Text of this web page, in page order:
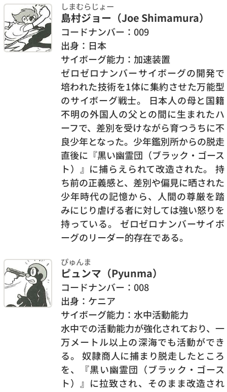
しまむらじょー
島村ジョー（Joe Shimamura）
コードナンバー：009
出身：日本
サイボーグ能力：加速装置
ゼロゼロナンバーサイボーグの開発で
培われた技術を1体に集約させた万能型
のサイボーグ戦士。 日本人の母と国籍
不明の外国人の父との間に生まれたハ
ーフで、差別を受けながら育つうちに不
良少年となった。少年鑑別所からの脱走
直後に『黒い幽霊団（ブラック・ゴース
ト）』に捕らえられて改造された。 持
ち前の正義感と、差別や偏見に晒された
少年時代の記憶から、人間の尊厳を踏
みにじり虐げる者に対しては強い怒りを
持っている。 ゼロゼロナンバーサイボ
ーグのリーダー的存在である。
ぴゅんま
ピュンマ（Pyunma）
コードナンバー：008
出身：ケニア
サイボーグ能力：水中活動能力
水中での活動能力が強化されており、一
万メートル以上の深海でも活動ができ
る。 奴隷商人に捕まり脱走したところ
を、『黒い幽霊団（ブラック・ゴース
ト）』に拉致され、そのまま改造され